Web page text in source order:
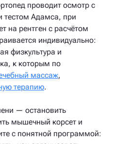
проводит осмотр с
тестом Адамса, при
на рентген с расчётом
индивидуально:
физкультура и
к которым по
массаж,
терапию.
— остановить
мышечный корсет и
с понятной программой: